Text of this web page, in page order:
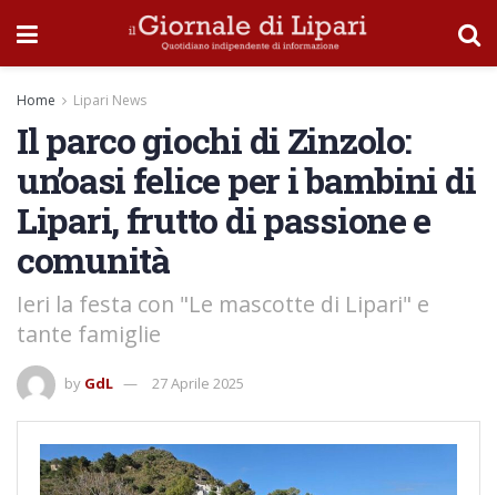
Home Lipari News
Il parco giochi di Zinzolo:
un’oasi felice per i bambini di
Lipari, frutto di passione e
comunità
Ieri la festa con "Le mascotte di Lipari" e
tante famiglie
by GdL 27 Aprile 2025